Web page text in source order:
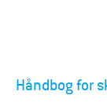
Håndbog for